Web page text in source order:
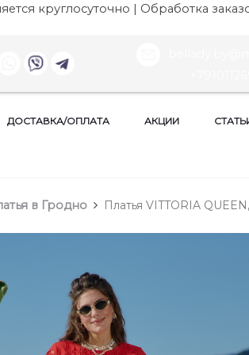
круглосуточно | Обработка
ДОСТАВКА/ОПЛАТА АКЦИИ
в Гродно Платья VITTORIA